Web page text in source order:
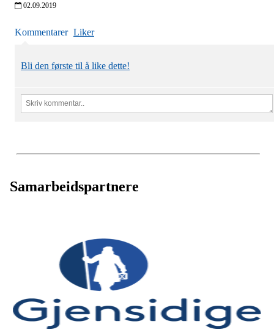
02.09.2019
Kommentarer Liker
Bli den første til å like dette!
Samarbeidspartnere